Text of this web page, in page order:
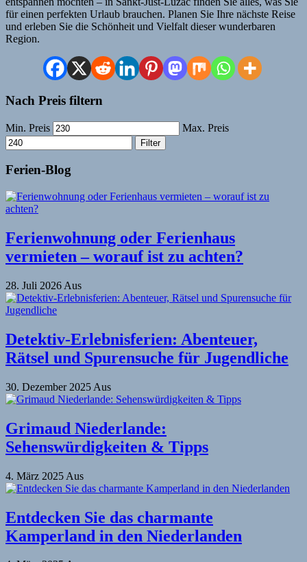
für einen perfekten Urlaub brauchen. Planen Sie Ihre nächste Reise
und erleben Sie die Schönheit und Vielfalt dieser wunderbaren
Region.
Nach Preis filtern
Min. Preis Max. Preis
Filter
Ferien-Blog
Ferienwohnung oder Ferienhaus
vermieten – worauf ist zu achten?
28. Juli 2026 Aus
Detektiv-Erlebnisferien: Abenteuer,
Rätsel und Spurensuche für Jugendliche
30. Dezember 2025 Aus
Grimaud Niederlande:
Sehenswürdigkeiten & Tipps
4. März 2025 Aus
Entdecken Sie das charmante
Kamperland in den Niederlanden